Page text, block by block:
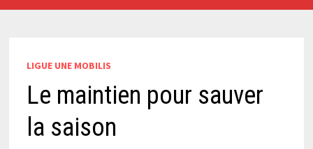
LIGUE UNE MOBILIS
Le maintien pour sauver
la saison